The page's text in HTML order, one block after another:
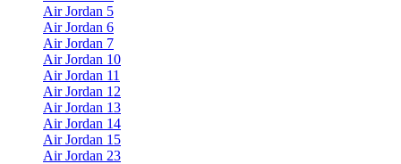
Air Jordan 5
Air Jordan 6
Air Jordan 7
Air Jordan 10
Air Jordan 11
Air Jordan 12
Air Jordan 13
Air Jordan 14
Air Jordan 15
Air Jordan 23